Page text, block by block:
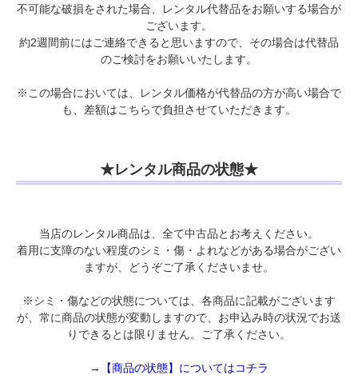
不可能な破損をされた場合、レンタル代替品をお願いする場合が
ございます。
約2週間前にはご連絡できると思いますので、その場合は代替品
のご検討をお願いいたします。
※この場合においては、レンタル価格が代替品の方が高い場合で
も、差額はこちらで負担させていただきます。
★レンタル商品の状態★
当店のレンタル商品は、全て中古品とお考えください。
着用に支障のない程度のシミ・傷・よれなどがある場合がござい
ますが、どうぞご了承くださいませ。
※シミ・傷などの状態については、各商品に記載がございます
が、常に商品の状態が変動しますので、お申込み時の状況でお送
りできるとは限りません。ご了承ください。
→【商品の状態】についてはコチラ